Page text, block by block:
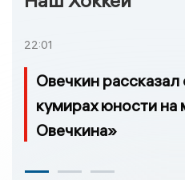
22:01
Овечкин
кумирах юности на
Овечкина»